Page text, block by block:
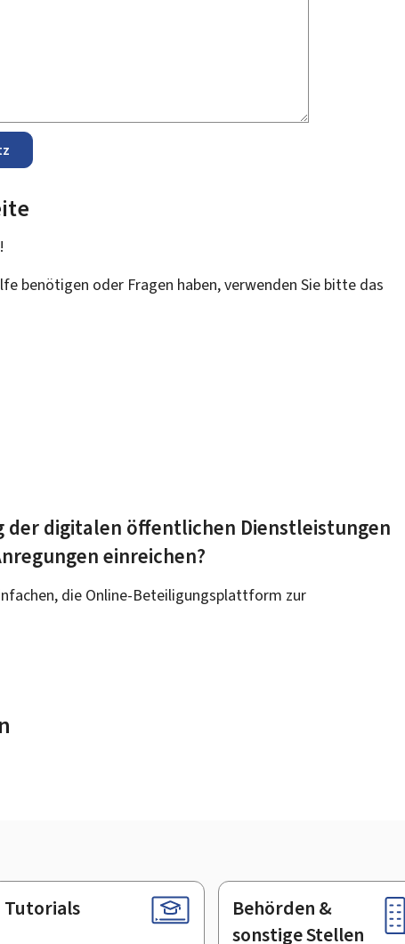
benötigen oder Fragen haben, verwenden Sie bitte das
der digitalen öffentlichen Dienstleistungen
einreichen?
die Online-Beteiligungsplattform zur
Tutorials
Behörden &
sonstige Stellen